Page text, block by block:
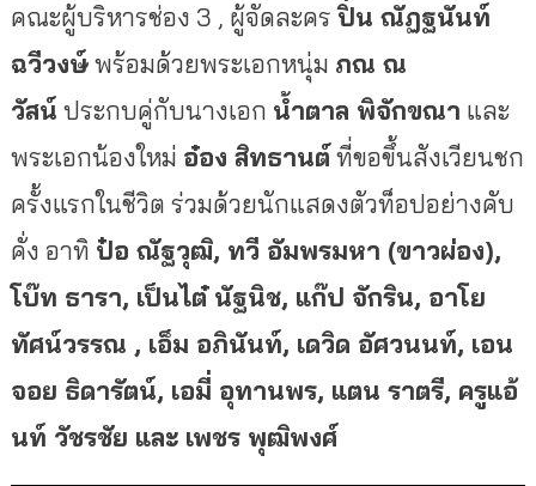
คณะผู้บริหารช่อง 3 , ผู้จัดละครปิ่น ณัฏฐนันท์
ฉวีวงษ์พร้อมด้วยพระเอกหนุ่ม ภณ ณ
วัสน์ ประกบคู่กับนางเอก น้ำตาล พิจักขณา และ
พระเอกน้องใหม่ อ๋อง สิทธานต์ ที่ขอขึ้นสังเวียนชก
ครั้งแรกในชีวิต ร่วมด้วยนักแสดงตัวท็อปอย่างคับ
คั่ง อาทิ ป๋อ ณัฐวุฒิ, ทวี อัมพรมหา (ขาวผ่อง),
โบ๊ท ธารา, เป็นไต๋ นัฐนิช, แก๊ป จักริน, อาโย
ทัศน์วรรณ , เอ็ม อภินันท์, เดวิด อัศวนนท์, เอน
จอย ธิดารัตน์, เอมี่ อุทานพร, แตน ราตรี, ครูแอ้
นท์ วัชรชัย และ เพชร พุฒิพงศ์